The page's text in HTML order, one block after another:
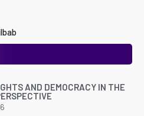
AND DEMOCRACY IN THE